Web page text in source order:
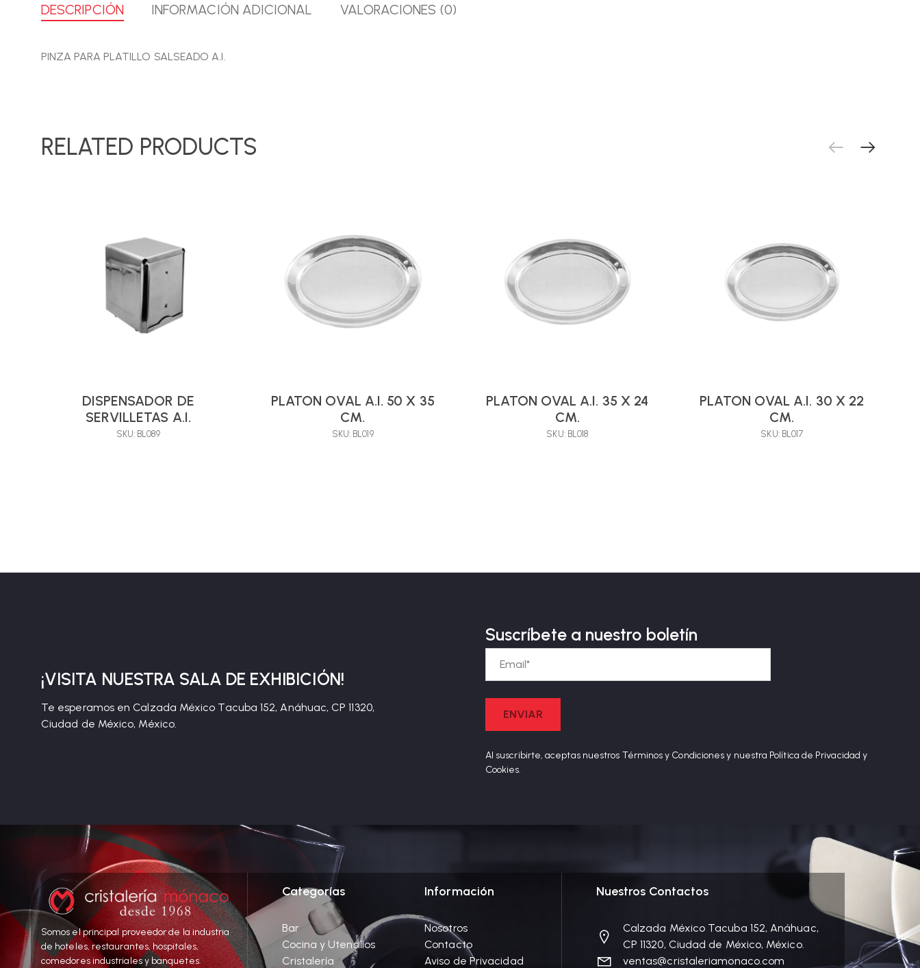
DESCRIPCIÓN INFORMACIÓN ADICIONAL VALORACIONES (0)
PINZA PARA PLATILLO SALSEADO A.I.
RELATED PRODUCTS
DISPENSADOR DE
SERVILLETAS A.I.
SKU: BL089
PLATON OVAL A.I. 50 X 35
CM.
SKU: BL019
PLATON OVAL A.I. 35 X 24
CM.
SKU: BL018
PLATON OVAL A.I. 30 X 22
CM.
SKU: BL017
¡VISITA NUESTRA SALA DE EXHIBICIÓN!
Te esperamos en Calzada México Tacuba 152, Anáhuac, CP 11320,
Ciudad de México, México.
Suscríbete a nuestro boletín
Al suscribirte, aceptas nuestros Términos y Condiciones y nuestra Política de Privacidad y
Cookies.
Somos el principal proveedor de la industria
de hoteles, restaurantes, hospitales,
comedores industriales y banquetes.
Categorías
Bar
Cocina y Utensilios
Cristalería
Información
Nosotros
Contacto
Aviso de Privacidad
Nuestros Contactos
Calzada México Tacuba 152, Anáhuac,
CP 11320, Ciudad de México, México.
ventas@cristaleriamonaco.com